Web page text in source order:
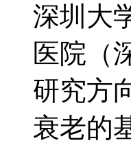
深圳大
医院（
研究方
衰老的